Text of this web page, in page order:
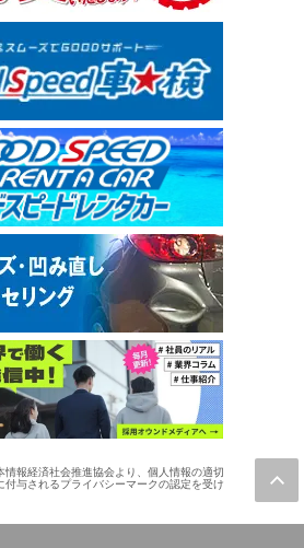
情報経済社会推進協会より、個人情報の適切
付与されるプライバシーマークの認定を受け